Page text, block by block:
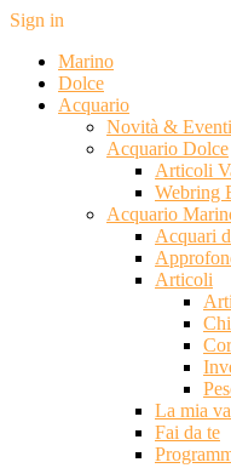
Sign in
Marino
Dolce
Acquario
Novità & Eventi
Acquario Dolce
Articoli
Webring
Acquario
Acquari
Articoli
La mia
Fai da te